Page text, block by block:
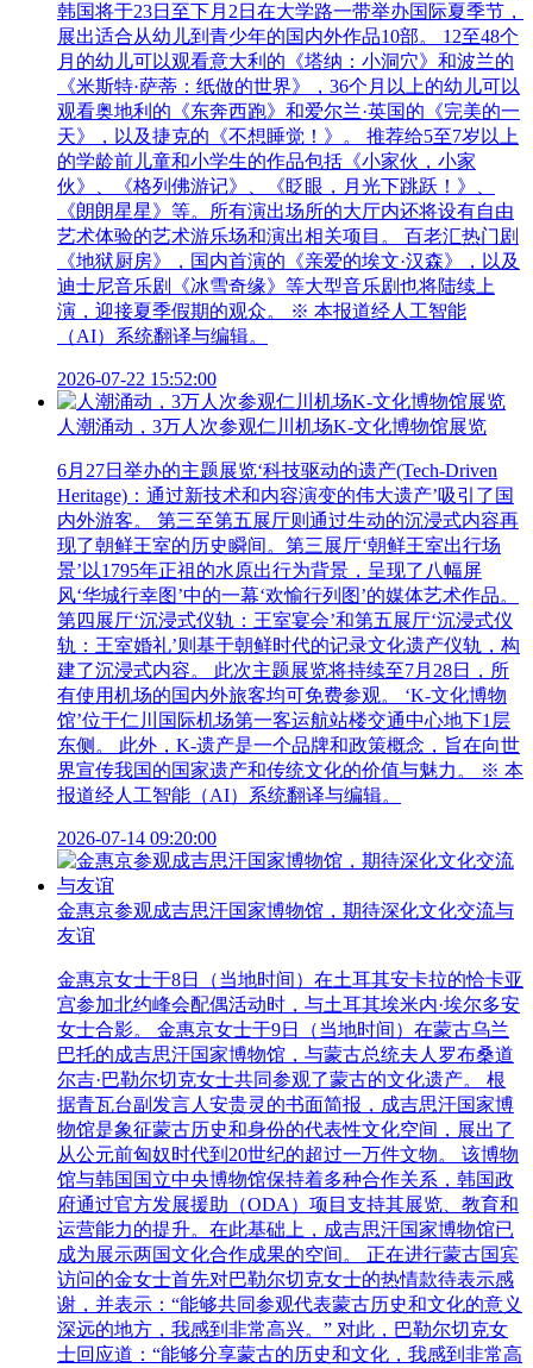
韩国将于23日至下月2日在大学路一带举办国际夏季节，
展出适合从幼儿到青少年的国内外作品10部。 12至48个
月的幼儿可以观看意大利的《塔纳：小洞穴》和波兰的
《米斯特·萨蒂：纸做的世界》，36个月以上的幼儿可以
观看奥地利的《东奔西跑》和爱尔兰·英国的《完美的一
天》，以及捷克的《不想睡觉！》。 推荐给5至7岁以上
的学龄前儿童和小学生的作品包括《小家伙，小家
伙》、《格列佛游记》、《眨眼，月光下跳跃！》、
《朗朗星星》等。所有演出场所的大厅内还将设有自由
艺术体验的艺术游乐场和演出相关项目。 百老汇热门剧
《地狱厨房》，国内首演的《亲爱的埃文·汉森》，以及
迪士尼音乐剧《冰雪奇缘》等大型音乐剧也将陆续上
演，迎接夏季假期的观众。 ※ 本报道经人工智能
（AI）系统翻译与编辑。
2026-07-22 15:52:00
人潮涌动，3万人次参观仁川机场K-文化博物馆展览
6月27日举办的主题展览‘科技驱动的遗产(Tech-Driven
Heritage)：通过新技术和内容演变的伟大遗产’吸引了国
内外游客。 第三至第五展厅则通过生动的沉浸式内容再
现了朝鲜王室的历史瞬间。第三展厅‘朝鲜王室出行场
景’以1795年正祖的水原出行为背景，呈现了八幅屏
风‘华城行幸图’中的一幕‘欢愉行列图’的媒体艺术作品。
第四展厅‘沉浸式仪轨：王室宴会’和第五展厅‘沉浸式仪
轨：王室婚礼’则基于朝鲜时代的记录文化遗产仪轨，构
建了沉浸式内容。 此次主题展览将持续至7月28日，所
有使用机场的国内外旅客均可免费参观。 ‘K-文化博物
馆’位于仁川国际机场第一客运航站楼交通中心地下1层
东侧。 此外，K-遗产是一个品牌和政策概念，旨在向世
界宣传我国的国家遗产和传统文化的价值与魅力。 ※ 本
报道经人工智能（AI）系统翻译与编辑。
2026-07-14 09:20:00
金惠京参观成吉思汗国家博物馆，期待深化文化交流与
友谊
金惠京女士于8日（当地时间）在土耳其安卡拉的恰卡亚
宫参加北约峰会配偶活动时，与土耳其埃米内·埃尔多安
女士合影。 金惠京女士于9日（当地时间）在蒙古乌兰
巴托的成吉思汗国家博物馆，与蒙古总统夫人罗布桑道
尔吉·巴勒尔切克女士共同参观了蒙古的文化遗产。 根
据青瓦台副发言人安贵灵的书面简报，成吉思汗国家博
物馆是象征蒙古历史和身份的代表性文化空间，展出了
从公元前匈奴时代到20世纪的超过一万件文物。 该博物
馆与韩国国立中央博物馆保持着多种合作关系，韩国政
府通过官方发展援助（ODA）项目支持其展览、教育和
运营能力的提升。在此基础上，成吉思汗国家博物馆已
成为展示两国文化合作成果的空间。 正在进行蒙古国宾
访问的金女士首先对巴勒尔切克女士的热情款待表示感
谢，并表示：“能够共同参观代表蒙古历史和文化的意义
深远的地方，我感到非常高兴。” 对此，巴勒尔切克女
士回应道：“能够分享蒙古的历史和文化，我感到非常高